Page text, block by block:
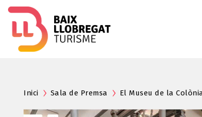
Inici Sala de Premsa El Museu de la